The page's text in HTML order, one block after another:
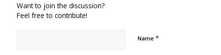
Want to join the discussion?
Feel free to contribute!
Name *